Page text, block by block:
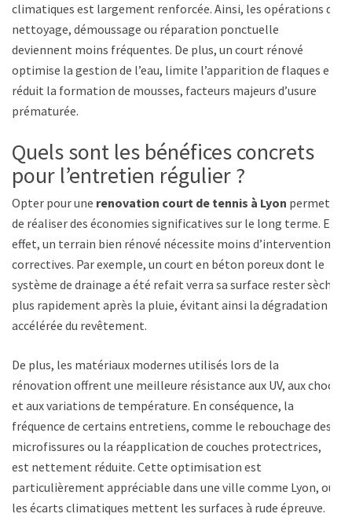
climatiques est largement renforcée. Ainsi, les opérations de
nettoyage, démoussage ou réparation ponctuelle
deviennent moins fréquentes. De plus, un court rénové
optimise la gestion de l’eau, limite l’apparition de flaques et
réduit la formation de mousses, facteurs majeurs d’usure
prématurée.
Quels sont les bénéfices concrets
pour l’entretien régulier ?
Opter pour une renovation court de tennis à Lyon permet
de réaliser des économies significatives sur le long terme. En
effet, un terrain bien rénové nécessite moins d’interventions
correctives. Par exemple, un court en béton poreux dont le
système de drainage a été refait verra sa surface rester sèche
plus rapidement après la pluie, évitant ainsi la dégradation
accélérée du revêtement.
De plus, les matériaux modernes utilisés lors de la
rénovation offrent une meilleure résistance aux UV, aux chocs
et aux variations de température. En conséquence, la
fréquence de certains entretiens, comme le rebouchage des
microfissures ou la réapplication de couches protectrices,
est nettement réduite. Cette optimisation est
particulièrement appréciable dans une ville comme Lyon, où
les écarts climatiques mettent les surfaces à rude épreuve.